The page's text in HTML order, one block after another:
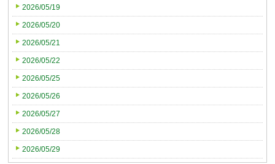
2026/05/19
2026/05/20
2026/05/21
2026/05/22
2026/05/25
2026/05/26
2026/05/27
2026/05/28
2026/05/29